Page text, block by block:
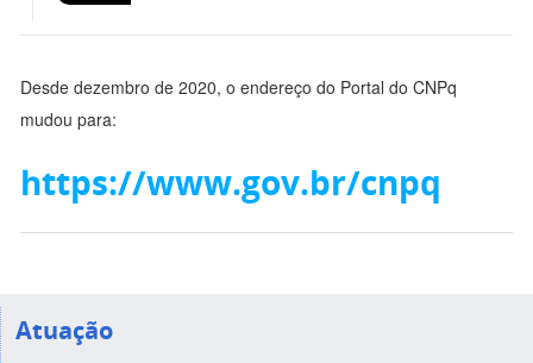
Desde dezembro de 2020, o endereço do Portal do CNPq
mudou para:
https://www.gov.br/cnpq
Atuação